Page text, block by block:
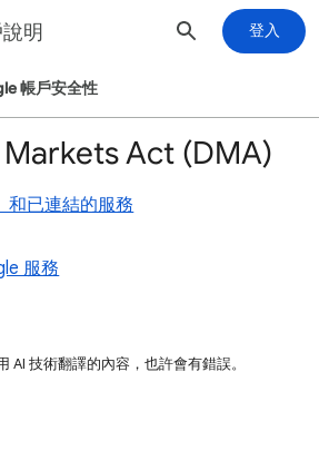
明 登入
帳戶安全性
Act (DMA)
和已連結的服務
服務
AI 技術翻譯的內容，也許會有錯誤。